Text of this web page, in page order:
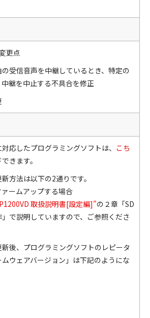
更点
の受信音声を中継しているとき、特定の
継を中止する不具合を修正
応したプログラミングソフトは、 こち
きます。
方法は以下の2通りです。
ームアップする場合
取扱説明書[設定編]”の２章「SD
で説明していますので、ご参照くださ
後、プログラミングソフトのレピータ
ウェアバージョン」は下記のようにな